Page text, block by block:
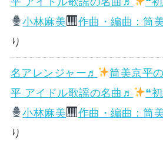
小林麻美
作曲・編曲：筒
り
名アレンジャー♬ 筒美京平
平 アイドル歌謡の名曲♬
❝
小林麻美
作曲・編曲：筒
り